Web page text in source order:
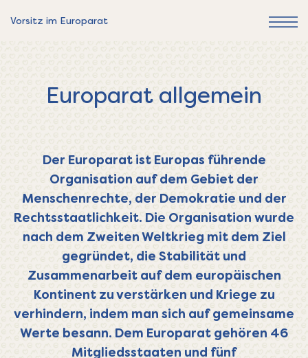
Vorsitz im Europarat
Europarat allgemein
Der Europarat ist Europas führende
Organisation auf dem Gebiet der
Menschenrechte, der Demokratie und der
Rechtsstaatlichkeit. Die Organisation wurde
nach dem Zweiten Weltkrieg mit dem Ziel
gegründet, die Stabilität und
Zusammenarbeit auf dem europäischen
Kontinent zu verstärken und Kriege zu
verhindern, indem man sich auf gemeinsame
Werte besann. Dem Europarat gehören 46
Mitgliedsstaaten und fünf